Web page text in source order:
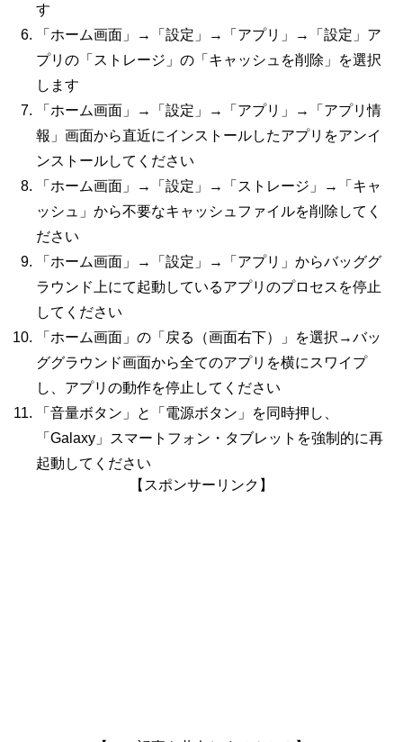
す
「ホーム画面」→「設定」→「アプリ」→「設定」ア
プリの「ストレージ」の「キャッシュを削除」を選択
します
「ホーム画面」→「設定」→「アプリ」→「アプリ情
報」画面から直近にインストールしたアプリをアンイ
ンストールしてください
「ホーム画面」→「設定」→「ストレージ」→「キャ
ッシュ」から不要なキャッシュファイルを削除してく
ださい
「ホーム画面」→「設定」→「アプリ」からバッググ
ラウンド上にて起動しているアプリのプロセスを停止
してください
「ホーム画面」の「戻る（画面右下）」を選択→バッ
ググラウンド画面から全てのアプリを横にスワイプ
し、アプリの動作を停止してください
「音量ボタン」と「電源ボタン」を同時押し、
「Galaxy」スマートフォン・タブレットを強制的に再
起動してください
【スポンサーリンク】